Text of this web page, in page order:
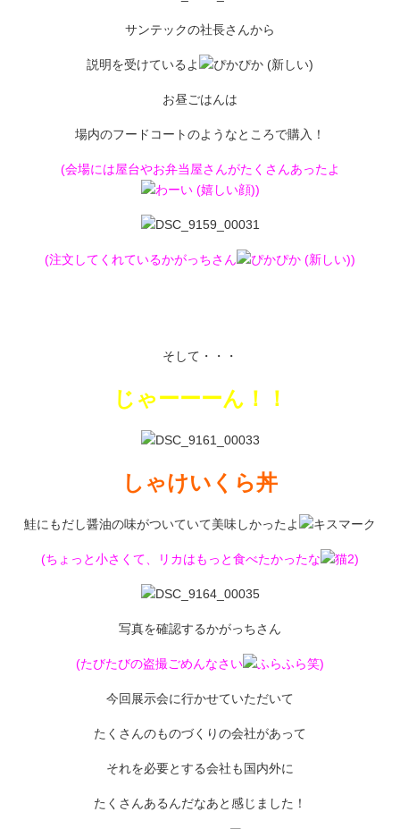
サンテックの社長さんから
説明を受けているよ
お昼ごはんは
場内のフードコートのようなところで購入！
(会場には屋台やお弁当屋さんがたくさんあったよ
)
(注文してくれているかがっちさん )
そして・・・
じゃーーーん！！
しゃけいくら丼
鮭にもだし醤油の味がついていて美味しかったよ
(ちょっと小さくて、リカはもっと食べたかったな )
写真を確認するかがっちさん
(たびたびの盗撮ごめんなさい 笑)
今回展示会に行かせていただいて
たくさんのものづくりの会社があって
それを必要とする会社も国内外に
たくさんあるんだなあと感じました！